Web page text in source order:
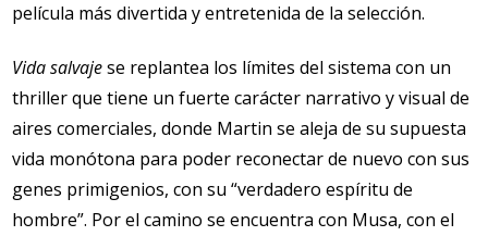
película más divertida y entretenida de la selección.
Vida salvajese replantea los límites del sistema con un
thriller que tiene un fuerte carácter narrativo y visual de
aires comerciales, donde Martin se aleja de su supuesta
vida monótona para poder reconectar de nuevo con sus
genes primigenios, con su “verdadero espíritu de
hombre”. Por el camino se encuentra con Musa, con el